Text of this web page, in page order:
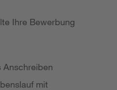
Ihre Bewerbung
Anschreiben
mit